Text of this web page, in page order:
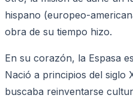
hispano (europeo-
obra de su tiempo hizo.
En su corazón, la Espasa
Nació a principios del siglo
buscaba reinventarse